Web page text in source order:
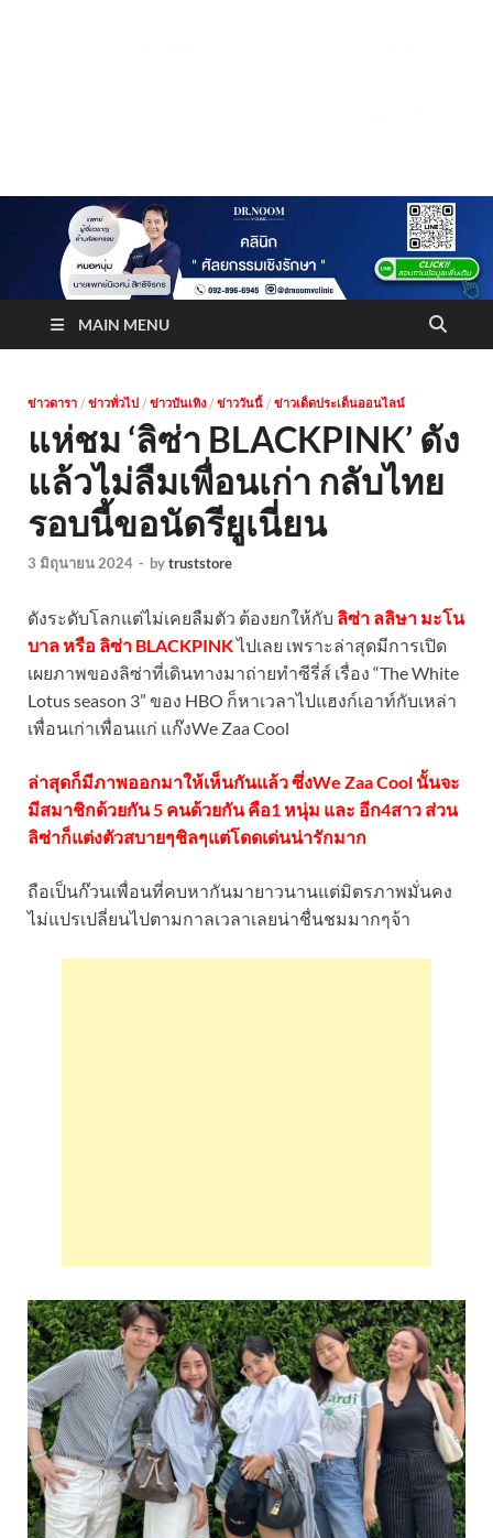
Truststoreonline
MAIN MENU
ข่าวดารา / ข่าวทั่วไป / ข่าวบันเทิง / ข่าววันนี้ / ข่าวเด็ดประเด็นออนไลน์
แห่ชม ‘ลิซ่า BLACKPINK’ ดัง
แล้วไม่ลืมเพื่อนเก่า กลับไทย
รอบนี้ขอนัดรียูเนี่ยน
3 มิถุนายน 2024 - bytruststore
ดังระดับโลกแต่ไม่เคยลืมตัว ต้องยกให้กับ ลิซ่า ลลิษา มะโน
บาล หรือ ลิซ่า BLACKPINKไปเลย เพราะล่าสุดมีการเปิด
เผยภาพของลิซ่าที่เดินทางมาถ่ายทำซีรี่ส์ เรื่อง “The White
Lotus season 3” ของ HBO ก็หาเวลาไปแฮงก์เอาท์กับเหล่า
เพื่อนเก่าเพื่อนแก่ แก๊งWe Zaa Cool
ล่าสุดก็มีภาพออกมาให้เห็นกันแล้ว ซึ่งWe Zaa Cool นั้นจะ
มีสมาชิกด้วยกัน 5 คนด้วยกัน คือ1 หนุ่ม และ อีก4สาว ส่วน
ลิซ่าก็แต่งตัวสบายๆชิลๆแต่โดดเด่นน่ารักมาก
ถือเป็นก๊วนเพื่อนที่คบหากันมายาวนานแต่มิตรภาพมั่นคง
ไม่แปรเปลี่ยนไปตามกาลเวลาเลยน่าชื่นชมมากๆจ้า